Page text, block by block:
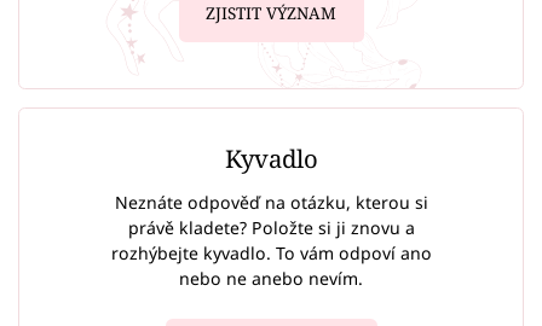
ZJISTIT VÝZNAM
Kyvadlo
Neznáte odpověď na otázku, kterou si
právě kladete? Položte si ji znovu a
rozhýbejte kyvadlo. To vám odpoví ano
nebo ne anebo nevím.